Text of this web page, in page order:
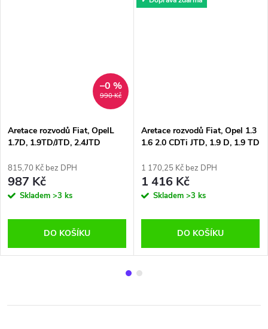
990 Kč
–0 %
Aretace rozvodů Fiat, OpelL
1.7D, 1.9TD/JTD, 2.4JTD
815,70 Kč bez DPH
987 Kč
Skladem >3 ks
DO KOŠÍKU
Aretace rozvodů Fiat, Opel 1.3
1.6 2.0 CDTi JTD, 1.9 D, 1.9 TD
1 170,25 Kč bez DPH
1 416 Kč
Skladem >3 ks
DO KOŠÍKU